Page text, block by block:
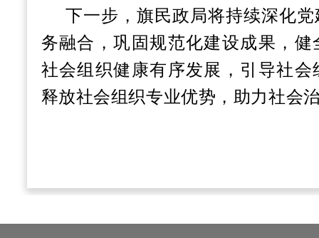
下一步，旗民政局将持续深化
务融合，巩固规范化建设成果，
社会组织健康有序发展，引导社
释放社会组织专业优势，助力社会